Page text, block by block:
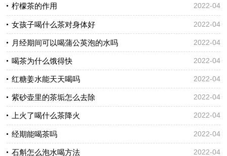
柠檬茶的作用 2022-04
女孩子喝什么茶对身体好 2022-04
月经期间可以喝蒲公英泡的水吗 2022-04
喝茶为什么饿得快 2022-04
红糖姜水能天天喝吗 2022-04
紫砂壶里的茶垢怎么去除 2022-04
上火了喝什么茶降火 2022-04
经期能喝茶吗 2022-04
石斛怎么泡水喝方法 2022-04